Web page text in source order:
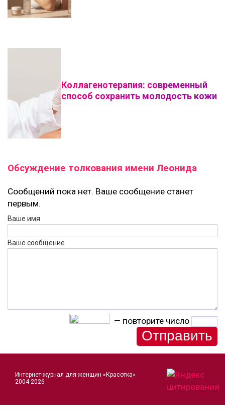
Коллагенотерапия: современный
способ сохранить молодость кожи
Обсуждение толкования имени Леонида
Сообщений пока нет. Ваше сообщение станет
первым.
Ваше имя
Ваше сообщение
— повторите число
Интернет-журнал для женщин «Красотка»
2004-2026